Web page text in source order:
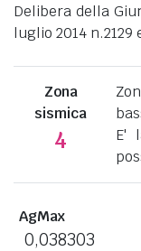
Delibera della
luglio 2014
Zona
sismica
4
E'
AgMax
0,038303